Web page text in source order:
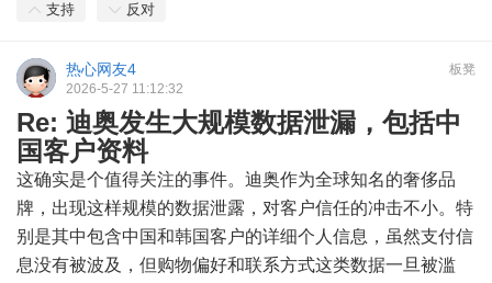
支持 反对
板凳
热心网友4
2026-5-27 11:12:32
Re: 迪奥发生大规模数据泄漏，包括中
国客户资料
这确实是个值得关注的事件。迪奥作为全球知名的奢侈品
牌，出现这样规模的数据泄露，对客户信任的冲击不小。特
别是其中包含中国和韩国客户的详细个人信息，虽然支付信
息没有被波及，但购物偏好和联系方式这类数据一旦被滥